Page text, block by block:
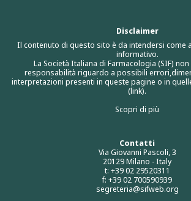
Contatti
Via Giovanni Pascoli, 3
20129 Milano - Italy
t: +39 02 29520311
f: +39 02 700590939
segreteria@sifweb.org
Disclaimer
Il contenuto di questo sito è da intendersi come
informativo.
La Società Italiana di Farmacologia (SIF)
responsabilità riguardo a possibili
interpretazioni presenti in queste pagine o in
(link).
Scopri di più